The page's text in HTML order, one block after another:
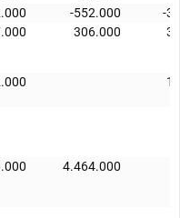
-552.000
-
306.000
4.464.000